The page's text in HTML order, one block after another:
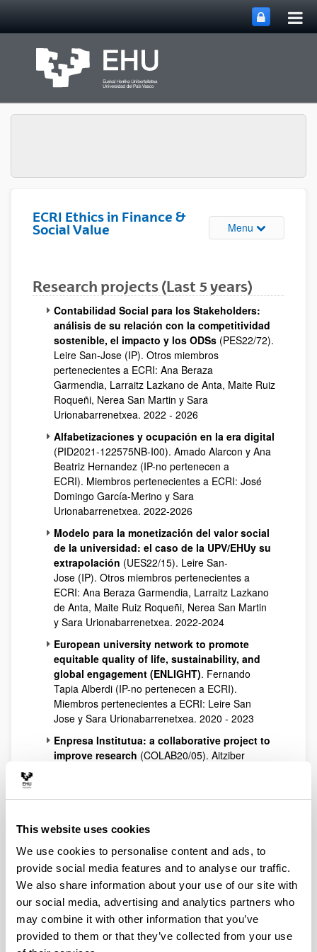
This website uses cookies
We use cookies to personalise content and ads, to
provide social media features and to analyse our traffic.
We also share information about your use of our site with
our social media, advertising and analytics partners who
may combine it with other information that you’ve
provided to them or that they’ve collected from your use
ECRI Ethics in Finance &
Social Value
Menu Toggle site
Research projects (Last 5 years)
Contabilidad Social para los Stakeholders:
análisis de su relación con la competitividad
sostenible, el impacto y los ODSs (PES22/72).
Leire San-Jose (IP). Otros miembros
pertenecientes a ECRI: Ana Beraza
Garmendia, Larraitz Lazkano de Anta, Maite Ruiz
Roqueñi, Nerea San Martin y Sara
Urionabarrenetxea. 2022 - 2026
Alfabetizaciones y ocupación en la era digital
(PID2021-122575NB-I00). Amado Alarcon y Ana
Beatriz Hernandez (IP-no pertenecen a
ECRI). Miembros pertenecientes a ECRI: José
Domingo García-Merino y Sara
Urionabarrenetxea. 2022-2026
Modelo para la monetización del valor social
de la universidad: el caso de la UPV/EHUy su
extrapolación (UES22/15). Leire San-
Jose (IP). Otros miembros pertenecientes a
ECRI: Ana Beraza Garmendia, Larraitz Lazkano
de Anta, Maite Ruiz Roqueñi, Nerea San Martin
y Sara Urionabarrenetxea. 2022-2024
European university network to promote
equitable quality of life, sustainability, and
global engagement (ENLIGHT). Fernando
Tapia Alberdi (IP-no pertenecen a ECRI).
Miembros pertenecientes a ECRI: Leire San
Jose y Sara Urionabarrenetxea. 2020 - 2023
Enpresa Institutua: a collaborative project to
improve research (COLAB20/05). Aitziber
ECRI: Leire San Jose, José Domingo García-
Urionabarrenetxea. 2021 - 2022
Impulsando la Economía Circular y Sostenible
en Euskadi a partir de la Innovación y el
Emprendimiento(ECYS.14). Maria Azucena
Vicente Molina (IP-no pertenecen a
ECRI). Miembros pertenecientes a ECRI: Yolanda
Chica Paéz. 2020-2022.
Las competencias de(l) la economista digital